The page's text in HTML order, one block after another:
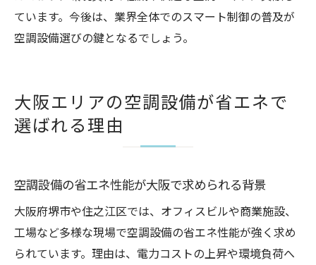
空調設備業界の将来性と求人動向を解説
ています。今後は、業界全体でのスマート制御の普及が
空調設備選びの鍵となるでしょう。
大阪エリアの空調設備が省エネで
選ばれる理由
空調設備の省エネ性能が大阪で求められる背景
大阪府堺市や住之江区では、オフィスビルや商業施設、
工場など多様な現場で空調設備の省エネ性能が強く求め
られています。理由は、電力コストの上昇や環境負荷へ